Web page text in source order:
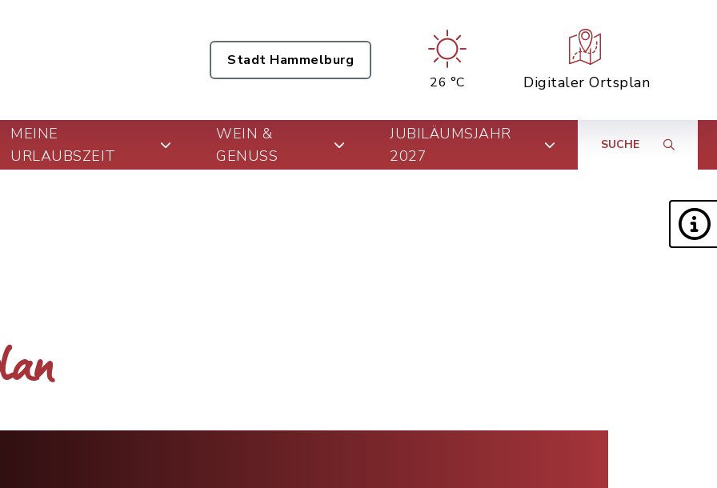
Stadt Hammelburg
26 °C
Digitaler Ortsplan
MEINE
URLAUBSZEIT
WEIN &
GENUSS
JUBILÄUMSJAHR
2027
SUCHE